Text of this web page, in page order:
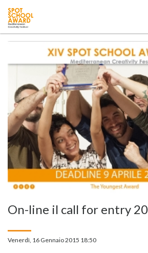
On-line il call for entry
Venerdì, 16 Gennaio 2015 18:50